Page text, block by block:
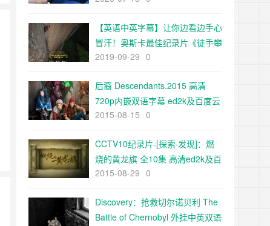
【英语中英字幕】让你边看边手心
冒汗！奥斯卡最佳纪录片《徒手攀
岩Free Solo 2018》高清BD
2019-09-29 0
后裔 Descendants.2015 高清
720p内嵌双语字幕 ed2k及百度云
下载
2015-08-15 0
CCTV10纪录片-[探索·发现]：燃
烧的黄龙旗 全10集 高清ed2k及百
度云下载
2015-08-29 0
Discovery：抢救切尔诺贝利 The
Battle of Chernobyl 外挂中英双语